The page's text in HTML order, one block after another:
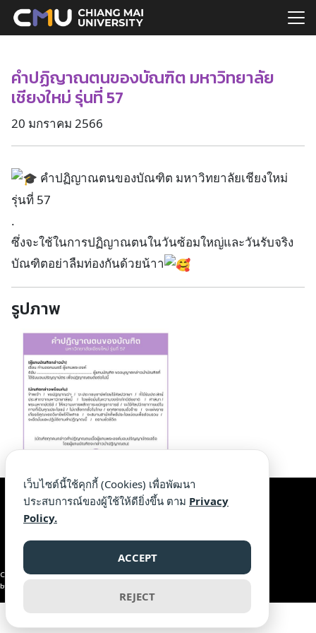
Skip
คำปฏิญาณตนของบัณฑิต มหาวิทยาลัย
เชียงใหม่ รุ่นที่ 57
20 มกราคม 2566
คำปฏิญาณตนของบัณฑิต มหาวิทยาลัยเชียงใหม่
รุ่นที่ 57
.
ซึ่งจะใช้ในการปฏิญาณตนในวันซ้อมใหญ่และวันรับจริง
บัณฑิตอย่าลืมท่องกันด้วยน้าา
รูปภาพ
Copyright © 2019 Chiang Mai University, All rights reserved.
by Information Technology Service Center
เว็บไซต์นี้ใช้คุกกี้ (Cookies) เพื่อพัฒนา
ประสบการณ์ของผู้ใช้ให้ดียิ่งขึ้น ตาม Privacy
Policy.
ACCEPT
REJECT